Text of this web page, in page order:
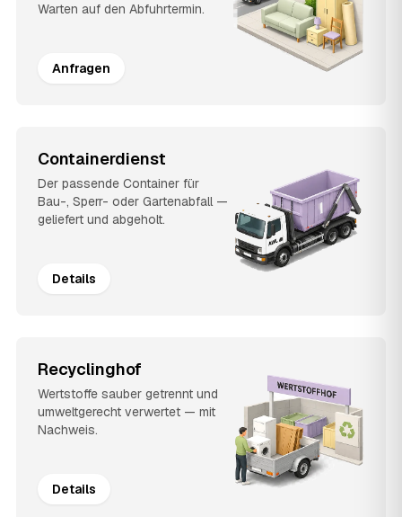
Warten auf den Abfuhrtermin.
Anfragen
Containerdienst
Der passende Container für
Bau-, Sperr- oder Gartenabfall —
geliefert und abgeholt.
Details
Recyclinghof
Wertstoffe sauber getrennt und
umweltgerecht verwertet — mit
Nachweis.
Details